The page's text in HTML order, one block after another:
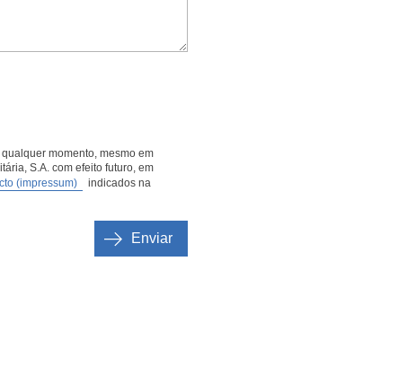
momento, mesmo em
S.A. com efeito futuro, em
(impressum)
indicados na
Enviar